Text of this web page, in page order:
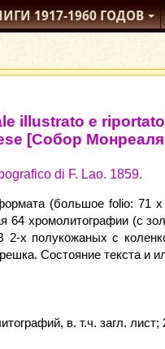
1917-1960ГОДОВ
illustrato e
[Собор
di F. Lao. 1859.
(большое folio: 71 х
64 хромолитографии (с
2-х полукожаных с
Состояние текста и
в. т.ч. загл.